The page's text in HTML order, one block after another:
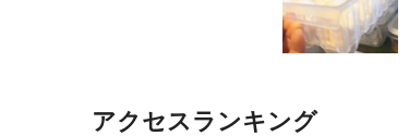
アクセスランキング